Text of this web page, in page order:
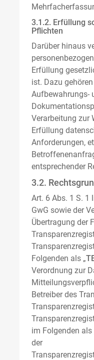
3.1.2. Erfüllung
Pflichten
Darüber hinaus
Erfüllung
ist. Dazu
Aufbewahrungs-
Verarbeitung zur
Erfüllung
Anforderungen,
entsprechender
3.2.
Art. 6 Abs. 1 S. 1
GwG sowie der
Übertragung der
Folgenden als „
Verordnung zur
Betreiber des
im Folgenden als
der